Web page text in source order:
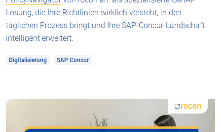
Lösung, die Ihre Richtlinien wirklich versteht, in den
täglichen Prozess bringt und Ihre SAP-Concur-Landschaft
intelligent erweitert.
Digitalisierung SAP Concur